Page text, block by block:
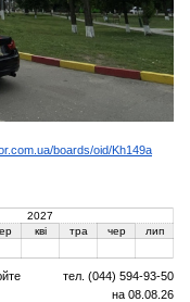
boards/oid/Kh149a
2027
кві тра чер лип
тел. (044) 594-93-50
на 08.08.26